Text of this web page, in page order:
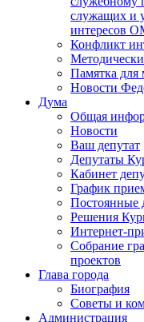
служащих и
интересов
Конфликт
Памятка
Новости
Дума
Общая
Новости
Ваш депутат
Депутаты
Кабинет
График
Постоянные
Решения
Интернет-
Собрание
проектов
Глава города
Биография
Советы и
Администрация